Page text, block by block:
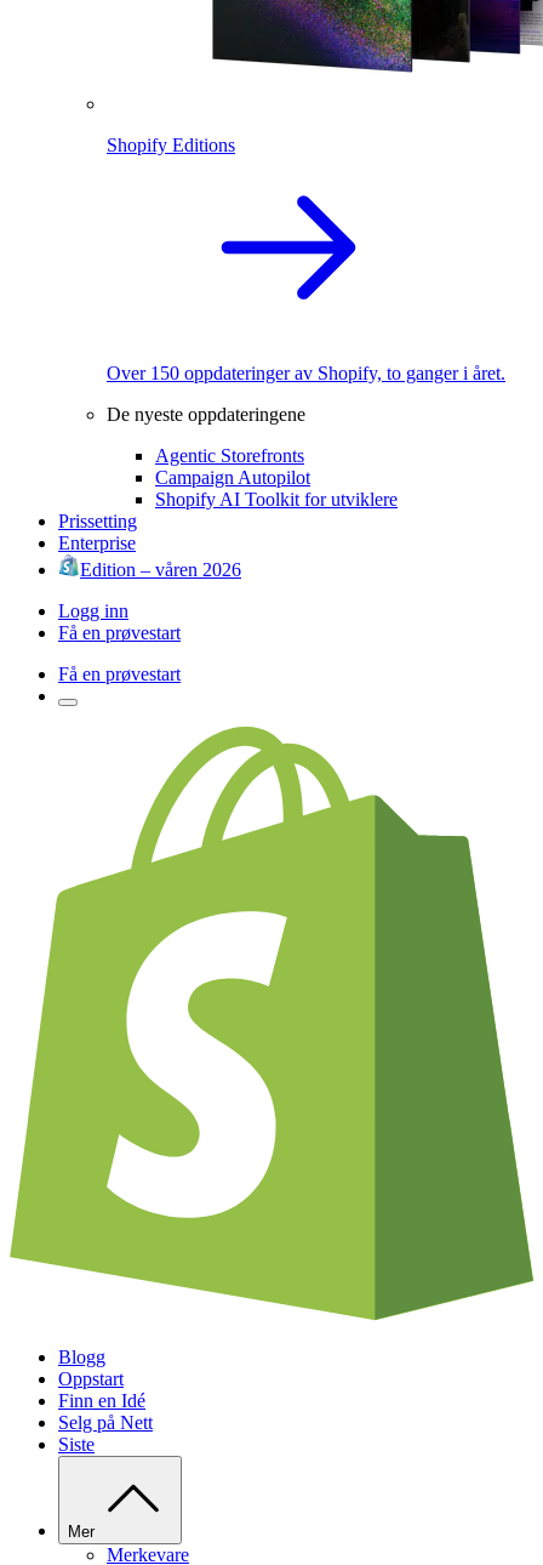
Shopify Editions
Over 150 oppdateringer av Shopify, to ganger i året.
De nyeste oppdateringene
Agentic Storefronts
Campaign Autopilot
Shopify AI Toolkit for utviklere
Prissetting
Enterprise
Edition – våren 2026
Logg inn
Få en prøvestart
Få en prøvestart
Blogg
Oppstart
Finn en Idé
Selg på Nett
Siste
Mer
Merkevare